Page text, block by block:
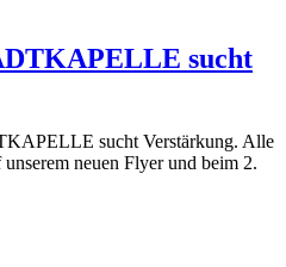
sucht
sucht Verstärkung. Alle
neuen Flyer und beim 2.